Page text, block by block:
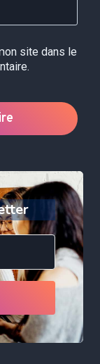
site dans le